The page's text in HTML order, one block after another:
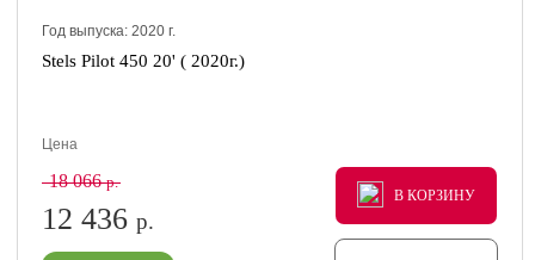
Год выпуска:2020г.
Stels Pilot 450 20' ( 2020г.)
Цена
18 066р.
12 436р.
В КОРЗИНУ
В КОРЗИНУ
В КОРЗИНУ